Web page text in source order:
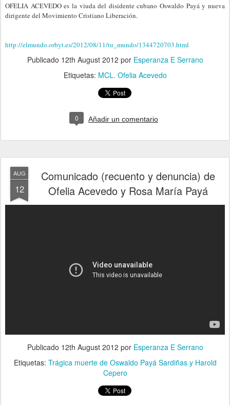
OFELIA ACEVEDO es la viuda del disidente cubano Oswaldo Payá y nueva
dirigente del Movimiento Cristiano Liberación.
http://elmundo.orbyt.es/2012/08/11/tu_mundo/1344720703.html
Publicado 12th August 2012 por Esperanza E Serrano
Etiquetas: MCL. Ofelia Acevedo
0 Añadir un comentario
AUG
12
Comunicado (recuento y denuncia) de
Ofelia Acevedo y Rosa María Payá
Publicado 12th August 2012 por Esperanza E Serrano
Etiquetas: Trágica muerte de Oswaldo Payá Sardiñas y Harold
Cepero